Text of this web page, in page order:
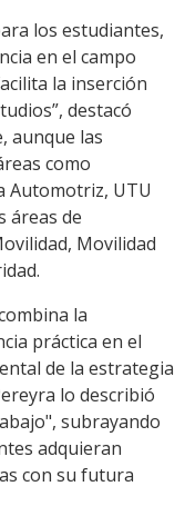
los estudiantes,
en el campo
la inserción
destacó
aunque las
como
Automotriz, UTU
áreas de
Movilidad
la
práctica en el
de la estrategia
lo describió
subrayando
adquieran
con su futura